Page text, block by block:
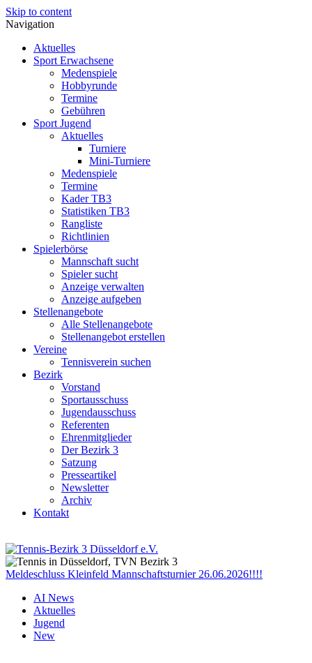
Skip to content
Navigation
Aktuelles
Sport Erwachsene
Medenspiele
Hobbyrunde
Termine
Gebühren
Sport Jugend
Aktuelles
Turniere
Mini-Turniere
Medenspiele
Termine
Kader TB3
Statistiken TB3
Rangliste
Richtlinien
Spielerbörse
Mannschaft sucht
Spieler sucht
Anzeige verwalten
Anzeige aufgeben
Stellenangebote
Alle Stellenangebote
Stellenangebot erstellen
Vereine
Tennisverein suchen
Bezirk
Vorstand
Sportausschuss
Jugendausschuss
Referenten
Ehrenmitglieder
Der Bezirk 3
Satzung
Presseartikel
Newsletter
Archiv
Kontakt
Meldeschluss Kleinfeld Mannschaftsturnier 26.06.2026!!!!
AI News
Aktuelles
Jugend
New